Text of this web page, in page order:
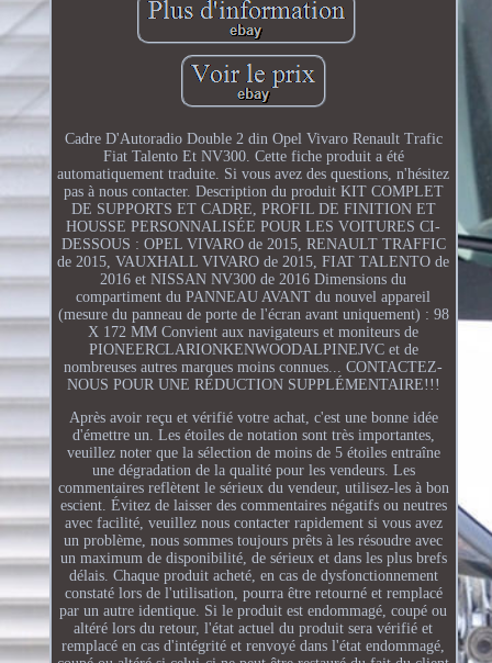
Cadre D'Autoradio Double 2 din Opel Vivaro Renault Trafic
Fiat Talento Et NV300. Cette fiche produit a été
automatiquement traduite. Si vous avez des questions, n'hésitez
pas à nous contacter. Description du produit KIT COMPLET
DE SUPPORTS ET CADRE, PROFIL DE FINITION ET
HOUSSE PERSONNALISÉE POUR LES VOITURES CI-
DESSOUS : OPEL VIVARO de 2015, RENAULT TRAFFIC
de 2015, VAUXHALL VIVARO de 2015, FIAT TALENTO de
2016 et NISSAN NV300 de 2016 Dimensions du
compartiment du PANNEAU AVANT du nouvel appareil
(mesure du panneau de porte de l'écran avant uniquement) : 98
X 172 MM Convient aux navigateurs et moniteurs de
PIONEERCLARIONKENWOODALPINEJVC et de
nombreuses autres marques moins connues... CONTACTEZ-
NOUS POUR UNE RÉDUCTION SUPPLÉMENTAIRE!!!
Après avoir reçu et vérifié votre achat, c'est une bonne idée
d'émettre un. Les étoiles de notation sont très importantes,
veuillez noter que la sélection de moins de 5 étoiles entraîne
une dégradation de la qualité pour les vendeurs. Les
commentaires reflètent le sérieux du vendeur, utilisez-les à bon
escient. Évitez de laisser des commentaires négatifs ou neutres
avec facilité, veuillez nous contacter rapidement si vous avez
un problème, nous sommes toujours prêts à les résoudre avec
un maximum de disponibilité, de sérieux et dans les plus brefs
délais. Chaque produit acheté, en cas de dysfonctionnement
constaté lors de l'utilisation, pourra être retourné et remplacé
par un autre identique. Si le produit est endommagé, coupé ou
altéré lors du retour, l'état actuel du produit sera vérifié et
remplacé en cas d'intégrité et renvoyé dans l'état endommagé,